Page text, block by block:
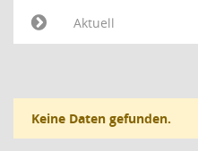
Aktuell
Keine Daten gefunden.